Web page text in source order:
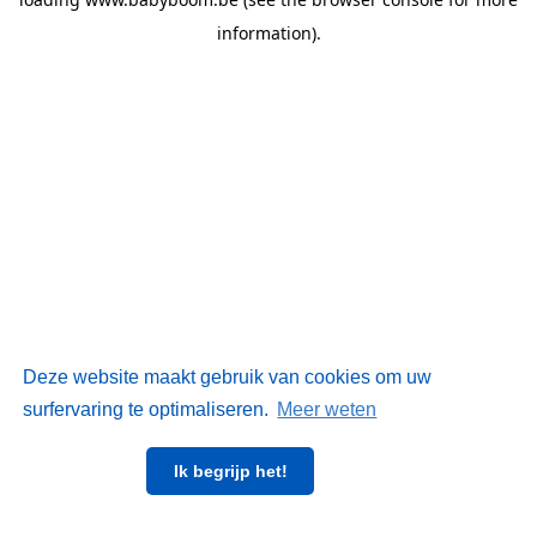
Deze website maakt gebruik van cookies om uw
surfervaring te optimaliseren. Meer weten
Ik begrijp het!
information).